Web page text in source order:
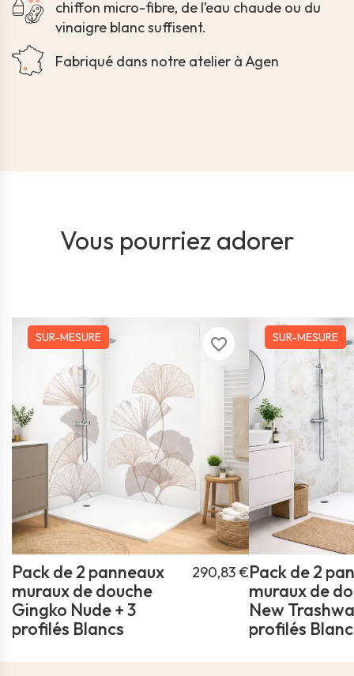
chiffon micro-fibre, de l’eau chaude ou du
vinaigre blanc suffisent.
Fabriqué dans notre atelier à Agen
Vous pourriez adorer
favorite_border
Pack de 2 panneaux
muraux de douche
Gingko Nude + 3
profilés Blancs
290,83 €
SUR-MESURE
Pack de 2
muraux de
New
profilés
SUR-MESURE